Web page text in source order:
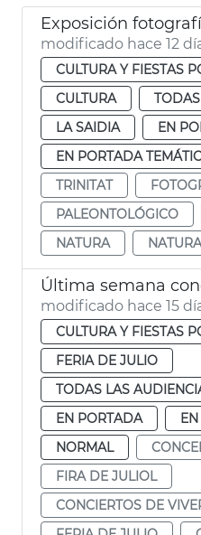
modificado hace 12
CULTURA Y FIESTAS
CULTURA
LA SAIDIA
EN
EN PORTADA
TRINITAT
PALEONTOLÓGICO
NATURA
modificado hace 15
CULTURA Y FIESTAS
FERIA DE JULIO
TODAS LAS
EN PORTADA
NORMAL
FIRA DE JULIOL
CONCIERTOS DE